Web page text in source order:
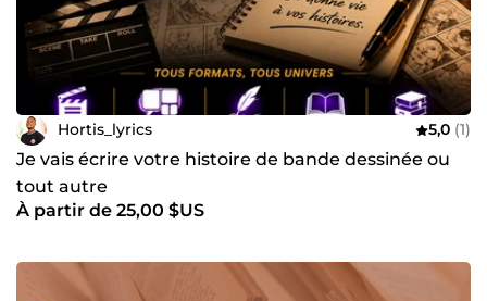
Hortis_lyrics 5,0 (1)
Je vais écrire votre histoire de bande dessinée ou
tout autre
À partir de 25,00 $US